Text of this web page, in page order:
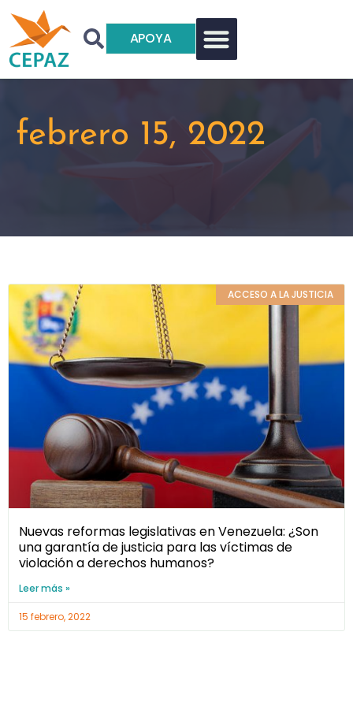
APOYA
febrero 15, 2022
ACCESO A LA JUSTICIA
Nuevas reformas legislativas en Venezuela: ¿Son
una garantía de justicia para las víctimas de
violación a derechos humanos?
Leer más »
15 febrero, 2022